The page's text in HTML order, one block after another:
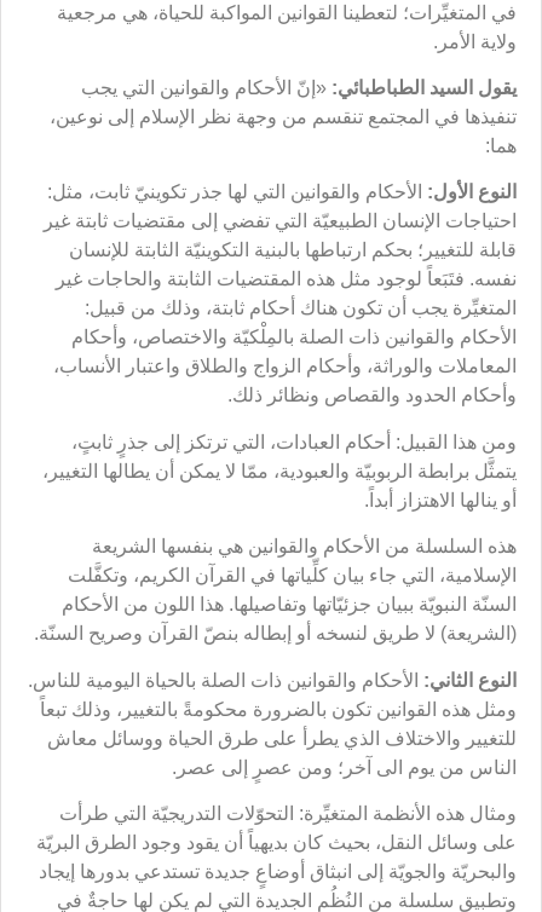
في المتغيِّرات؛ لتعطينا القوانين المواكبة للحياة، هي مرجعية
ولاية الأمر.
يقول السيد الطباطبائي: «إنّ الأحكام والقوانين التي يجب
تنفيذها في المجتمع تنقسم من وجهة نظر الإسلام إلى نوعين،
هما:
النوع الأول: الأحكام‏ والقوانين‏ التي لها جذر تكوينيّ ثابت، مثل:
احتياجات الإنسان الطبيعيّة التي تفضي إلى مقتضيات ثابتة غير
قابلة للتغيير؛ بحكم ارتباطها بالبنية التكوينيّة الثابتة للإنسان
نفسه. فتَبَعاً لوجود مثل هذه المقتضيات الثابتة والحاجات غير
المتغيِّرة يجب أن تكون هناك أحكام ثابتة، وذلك من قبيل:
الأحكام‏ والقوانين‏ ذات الصلة بالمِلْكيّة والاختصاص، وأحكام
المعاملات والوراثة، وأحكام الزواج والطلاق واعتبار الأنساب،
وأحكام الحدود والقصاص ونظائر ذلك.
ومن هذا القبيل: أحكام العبادات، التي ترتكز إلى جذرٍ ثابتٍ،
يتمثَّل برابطة الربوبيّة والعبودية، ممّا لا يمكن أن يطالها التغيير،
أو ينالها الاهتزاز أبداً.
هذه السلسلة من الأحكام والقوانين هي بنفسها الشريعة
الإسلامية، التي‏ جاء بيان كلِّياتها في القرآن الكريم، وتكفَّلت
السنّة النبويّة ببيان جزئيّاتها وتفاصيلها. هذا اللون من الأحكام
(الشريعة) لا طريق لنسخه أو إبطاله بنصّ القرآن وصريح السنّة.
النوع الثاني: الأحكام والقوانين ذات الصلة بالحياة اليومية للناس.
ومثل هذه القوانين تكون بالضرورة محكومةً بالتغيير، وذلك تبعاً
للتغيير والاختلاف الذي يطرأ على طرق الحياة ووسائل معاش
الناس من يوم الى آخر؛ ومن عصرٍ إلى عصر.
ومثال هذه الأنظمة المتغيِّرة: التحوّلات التدريجيّة التي طرأت
على وسائل النقل، بحيث كان بديهياً أن يقود وجود الطرق البريّة
والبحريّة والجويّة إلى انبثاق أوضاعٍ جديدة تستدعي بدورها إيجاد
وتطبيق سلسلة من النُظُم الجديدة التي لم يكن لها حاجةٌ في